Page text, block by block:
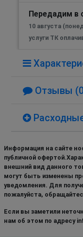
Передадим в
10 августа
услуги ТК
Отзывы
Информация на сайте
публичной
внешний вид данного
могут быть изменены
уведомления. Для
пожалуйста,
Если вы заметили
нам об этом по адресу